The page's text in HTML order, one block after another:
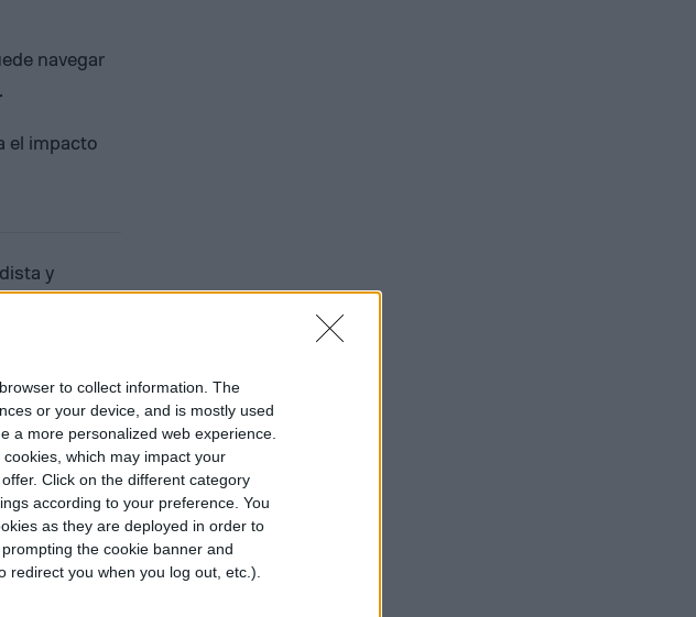
to collect information. The
or your device, and is mostly used
a more personalized web experience.
which may impact your
Click on the different category
according to your preference. You
as they are deployed in order to
the cookie banner and
you when you log out, etc.).
navegar
el impacto
y
edad
y las…